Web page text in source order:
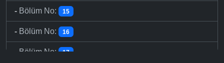
- Bölüm No: 15
- Bölüm No: 16
Bölüm No: 17